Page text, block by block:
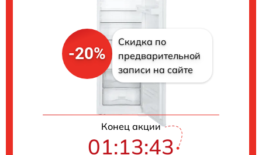
-20%
Скидка по
предварительной
записи на сайте
Конец акции
01:13:42